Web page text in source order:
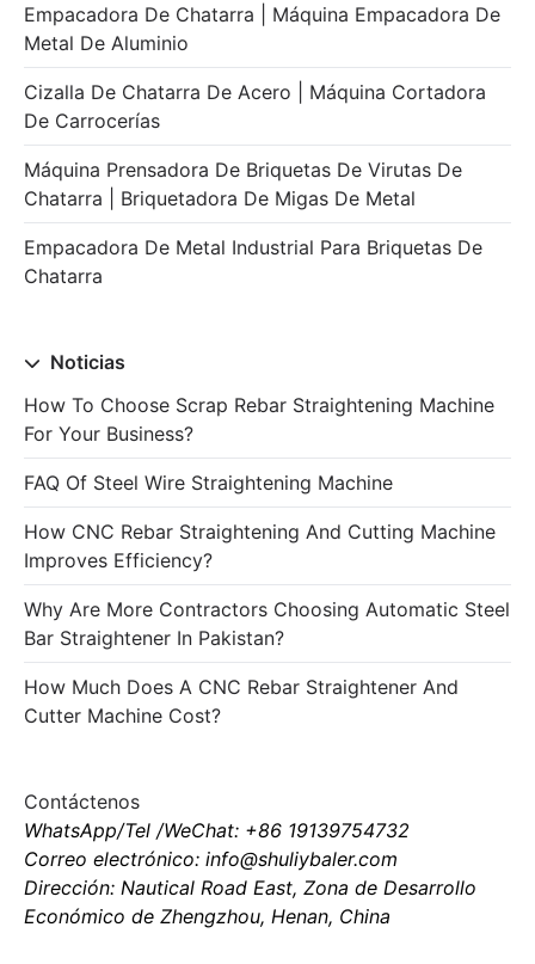
Empacadora De Chatarra | Máquina Empacadora De
Metal De Aluminio
Cizalla De Chatarra De Acero | Máquina Cortadora
De Carrocerías
Máquina Prensadora De Briquetas De Virutas De
Chatarra | Briquetadora De Migas De Metal
Empacadora De Metal Industrial Para Briquetas De
Chatarra
Noticias
How To Choose Scrap Rebar Straightening Machine
For Your Business?
FAQ Of Steel Wire Straightening Machine
How CNC Rebar Straightening And Cutting Machine
Improves Efficiency?
Why Are More Contractors Choosing Automatic Steel
Bar Straightener In Pakistan?
How Much Does A CNC Rebar Straightener And
Cutter Machine Cost?
Contáctenos
WhatsApp/Tel /WeChat: +86 19139754732
Correo electrónico: info@shuliybaler.com
Dirección: Nautical Road East, Zona de Desarrollo
Económico de Zhengzhou, Henan, China